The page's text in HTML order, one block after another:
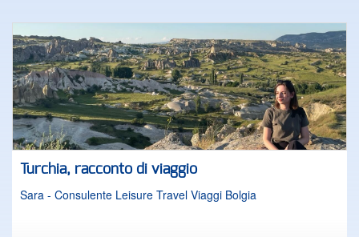
Turchia, racconto di viaggio
Sara - Consulente Leisure Travel Viaggi Bolgia